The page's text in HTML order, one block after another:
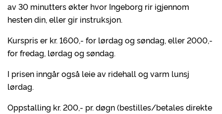
av 30 minutters økter hvor Ingeborg rir igjennom
hesten din, eller gir instruksjon.
Kurspris er kr. 1600,- for lørdag og søndag, eller 2000,-
for fredag, lørdag og søndag.
I prisen inngår også leie av ridehall og varm lunsj
lørdag.
Oppstalling kr. 200,- pr. døgn (bestilles/betales direkte